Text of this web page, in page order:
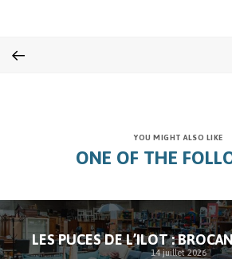
YOU MIGHT ALSO LIKE
ONE OF THE
14 juillet 2026